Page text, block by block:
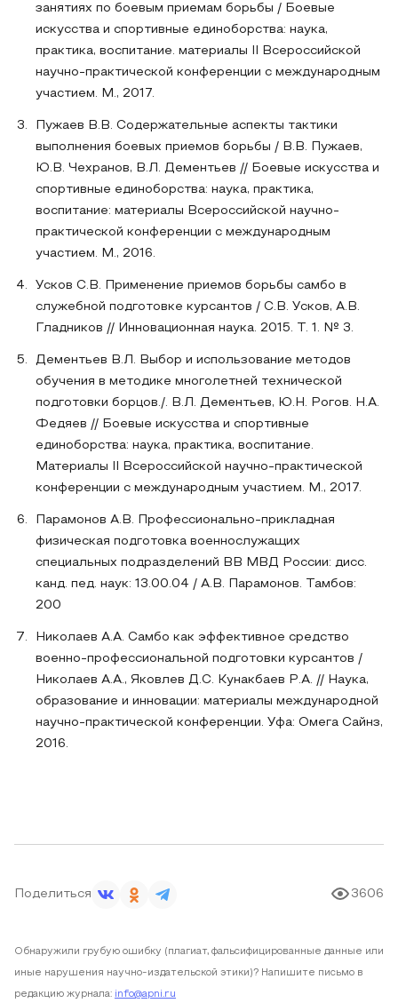
занятиях по боевым приемам борьбы / Боевые
искусства и спортивные единоборства: наука,
практика, воспитание. материалы II Всероссийской
научно-практической конференции с международным
участием. М., 2017.
Пужаев В.В. Содержательные аспекты тактики
выполнения боевых приемов борьбы / В.В. Пужаев,
Ю.В. Чехранов, В.Л. Дементьев // Боевые искусства и
спортивные единоборства: наука, практика,
воспитание: материалы Всероссийской научно-
практической конференции с международным
участием. М., 2016.
Усков С.В. Применение приемов борьбы самбо в
служебной подготовке курсантов / С.В. Усков, А.В.
Гладников // Инновационная наука. 2015. Т. 1. № 3.
Дементьев В.Л. Выбор и использование методов
обучения в методике многолетней технической
подготовки борцов./. В.Л. Дементьев, Ю.Н. Рогов. Н.А.
Федяев // Боевые искусства и спортивные
единоборства: наука, практика, воспитание.
Материалы II Всероссийской научно-практической
конференции с международным участием. М., 2017.
Парамонов А.В. Профессионально-прикладная
физическая подготовка военнослужащих
специальных подразделений ВВ МВД России: дисс.
канд. пед. наук: 13.00.04 / А.В. Парамонов. Тамбов:
200
Николаев А.А. Самбо как эффективное средство
военно-профессиональной подготовки курсантов /
Николаев А.А., Яковлев Д.С. Кунакбаев Р.А. // Наука,
образование и инновации: материалы международной
научно-практической конференции. Уфа: Омега Сайнз,
2016.
Поделиться 3606
Обнаружили грубую ошибку (плагиат, фальсифицированные данные или
иные нарушения научно-издательской этики)? Напишите письмо в
редакцию журнала: info@apni.ru